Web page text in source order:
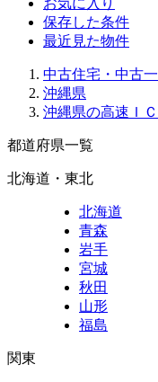
お気に入り
保存した条件
最近見た物件
中古住宅・中古
沖縄県
沖縄県の高速ＩＣ
都道府県一覧
北海道・東北
北海道
青森
岩手
宮城
秋田
山形
福島
関東